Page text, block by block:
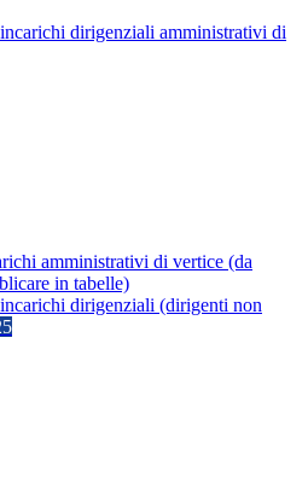
dirigenziali amministrativi di
amministrativi di vertice (da
in tabelle)
dirigenziali (dirigenti non